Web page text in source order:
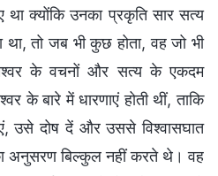
था क्योंकि उनका प्रकृति सार सत्य
तो जब भी कुछ होता, वह जो भी
के वचनों और सत्य के एकदम
के बारे में धारणाएं होती थीं, ताकि
उसे दोष दें और उससे विश्वासघात
अनुसरण बिल्कुल नहीं करते थे। वह